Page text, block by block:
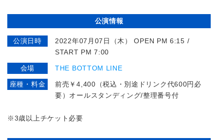
公演情報
公演日時
2022年07月07日（木） OPEN PM 6:15 /
START PM 7:00
会場 THE BOTTOM LINE
座種・料金
前売￥4,400（税込・別途ドリンク代600円必
要）オールスタンディング/整理番号付
※3歳以上チケット必要